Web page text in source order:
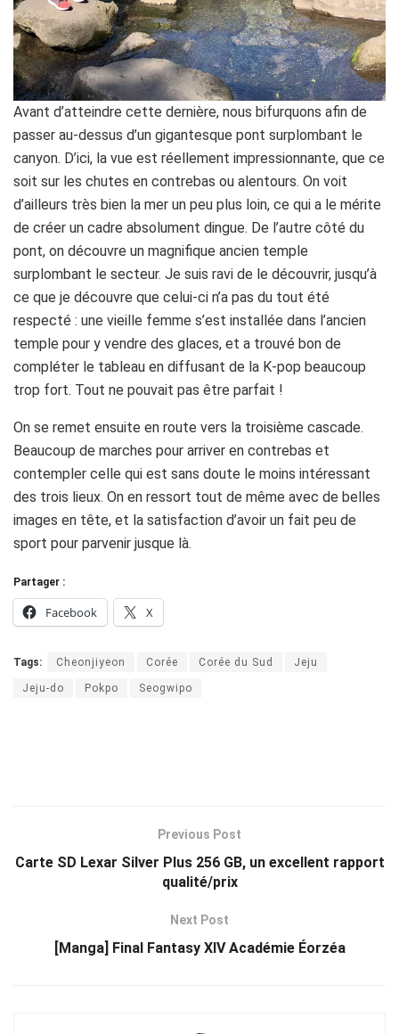
Avant d’atteindre cette dernière, nous bifurquons afin de
passer au-dessus d’un gigantesque pont surplombant le
canyon. D’ici, la vue est réellement impressionnante, que ce
soit sur les chutes en contrebas ou alentours. On voit
d’ailleurs très bien la mer un peu plus loin, ce qui a le mérite
de créer un cadre absolument dingue. De l’autre côté du
pont, on découvre un magnifique ancien temple
surplombant le secteur. Je suis ravi de le découvrir, jusqu’à
ce que je découvre que celui-ci n’a pas du tout été
respecté : une vieille femme s’est installée dans l’ancien
temple pour y vendre des glaces, et a trouvé bon de
compléter le tableau en diffusant de la K-pop beaucoup
trop fort. Tout ne pouvait pas être parfait !
On se remet ensuite en route vers la troisième cascade.
Beaucoup de marches pour arriver en contrebas et
contempler celle qui est sans doute le moins intéressant
des trois lieux. On en ressort tout de même avec de belles
images en tête, et la satisfaction d’avoir un fait peu de
sport pour parvenir jusque là.
Partager :
Facebook X
Tags: Cheonjiyeon Corée Corée du Sud Jeju
Jeju-do Pokpo Seogwipo
Previous Post
Carte SD Lexar Silver Plus 256 GB, un excellent rapport
qualité/prix
Next Post
[Manga] Final Fantasy XIV Académie Éorzéa